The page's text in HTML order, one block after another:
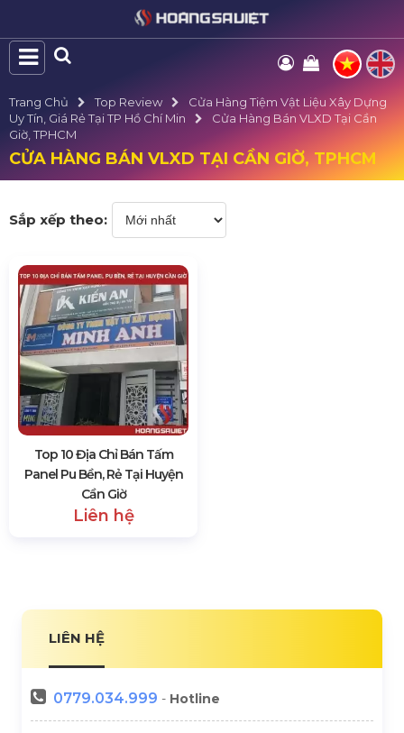
Trang Chủ Top Review
Cửa Hàng Tiệm Vật Liệu Xây Dựng
Uy Tín, Giá Rẻ Tại TP Hồ Chí Min
Cửa Hàng Bán VLXD Tại Cần
Giờ, TPHCM
CỬA HÀNG BÁN VLXD TẠI CẦN GIỜ, TPHCM
Sắp xếp theo:
Top 10 Địa Chỉ Bán Tấm
Panel Pu Bền, Rẻ Tại Huyện
Cần Giờ
Liên hệ
LIÊN HỆ
0779.034.999 - Hotline